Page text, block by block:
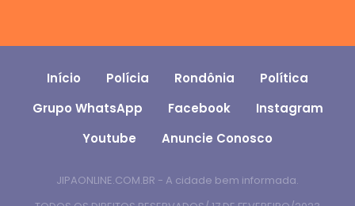
Início Polícia Rondônia
Política
Grupo WhatsApp
Facebook
Instagram
Youtube
Anuncie Conosco
JIPAONLINE.COM.BR - A cidade bem informada.